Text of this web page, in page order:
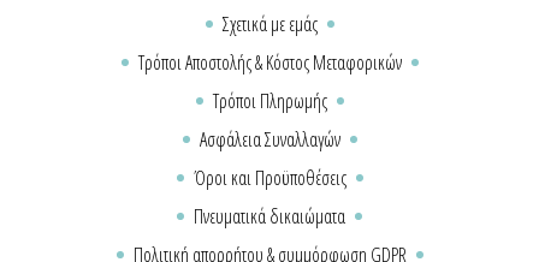
Σχετικά με εμάς
Τρόποι Αποστολής & Κόστος Μεταφορικών
Τρόποι Πληρωμής
Ασφάλεια Συναλλαγών
Όροι και Προϋποθέσεις
Πνευματικά δικαιώματα
Πολιτική απορρήτου & συμμόρφωση GDPR